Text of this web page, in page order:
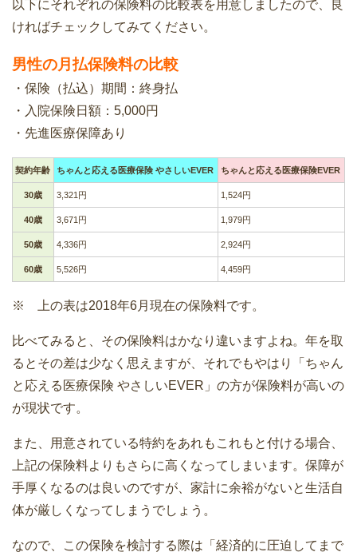
以下にそれぞれの保険料の比較表を用意しましたので、良
ければチェックしてみてください。
男性の月払保険料の比較
・保険（払込）期間：終身払
・入院保険日額：5,000円
・先進医療保障あり
契約年齢 ちゃんと応える医療保険 やさしいEVER ちゃんと応える医療保険EVER
30歳 3,321円 1,524円
40歳 3,671円 1,979円
50歳 4,336円 2,924円
60歳 5,526円 4,459円
※ 上の表は2018年6月現在の保険料です。
比べてみると、その保険料はかなり違いますよね。年を取
るとその差は少なく思えますが、それでもやはり「ちゃん
と応える医療保険 やさしいEVER」の方が保険料が高いの
が現状です。
また、用意されている特約をあれもこれもと付ける場合、
上記の保険料よりもさらに高くなってしまいます。保障が
手厚くなるのは良いのですが、家計に余裕がないと生活自
体が厳しくなってしまうでしょう。
なので、この保険を検討する際は「経済的に圧迫してまで